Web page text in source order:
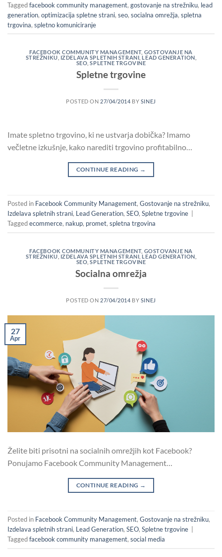
Taggedfacebook community management, gostovanje na strežniku, lead
generation, optimizacija spletne strani, seo, socialna omrežja, spletna
trgovina, spletno komuniciranje
FACEBOOK COMMUNITY MANAGEMENT, GOSTOVANJE NA
STREŽNIKU IZDELAVA SPLETNIH STRANI ,LEAD GENERATION
SEO ,SPLETNE TRGOVINE
Spletne trgovine
POSTED ON 27/04/2014BY SINEJ
Imate spletno trgovino, ki ne ustvarja dobička? Imamo
večletne izkušnje, kako narediti trgovino profitabilno…
CONTINUE READING →
Posted in Facebook Community Management, Gostovanje na strežniku,
Izdelava spletnih strani, Lead Generation, SEO, Spletne trgovine
Taggedecommerce, nakup, promet, spletna trgovina
FACEBOOK COMMUNITY MANAGEMENT, GOSTOVANJE NA
STREŽNIKU IZDELAVA SPLETNIH STRANI ,LEAD GENERATION
SEO ,SPLETNE TRGOVINE
Socialna omrežja
POSTED ON 27/04/2014BY SINEJ
27
Apr
Želite biti prisotni na socialnih omrežjih kot Facebook?
Ponujamo Facebook Community Management…
CONTINUE READING →
Posted in Facebook Community Management, Gostovanje na strežniku,
Izdelava spletnih strani, Lead Generation, SEO, Spletne trgovine
Taggedfacebook community management, social media